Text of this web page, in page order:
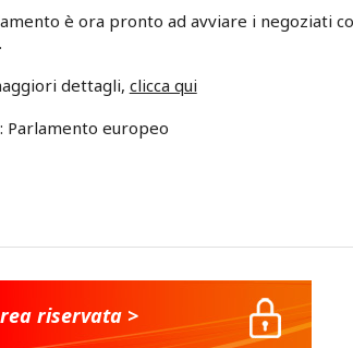
è ora pronto ad avviare i negoziati
dettagli, clicca qui
Parlamento europeo
riservata >